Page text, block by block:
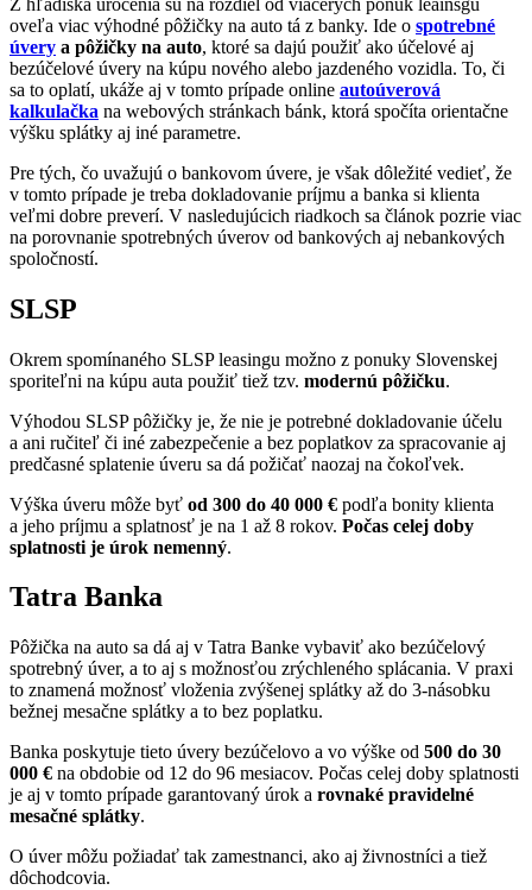
oveľa viac výhodné pôžičky na auto tá z banky. Ide o spotrebné
úvery a pôžičky na auto, ktoré sa dajú použiť ako účelové aj
bezúčelové úvery na kúpu nového alebo jazdeného vozidla. To, či
sa to oplatí, ukáže aj v tomto prípade online autoúverová
kalkulačka na webových stránkach bánk, ktorá spočíta orientačne
výšku splátky aj iné parametre.
Pre tých, čo uvažujú o bankovom úvere, je však dôležité vedieť, že
v tomto prípade je treba dokladovanie príjmu a banka si klienta
veľmi dobre preverí. V nasledujúcich riadkoch sa článok pozrie viac
na porovnanie spotrebných úverov od bankových aj nebankových
spoločností.
SLSP
Okrem spomínaného SLSP leasingu možno z ponuky Slovenskej
sporiteľni na kúpu auta použiť tiež tzv. modernú pôžičku.
Výhodou SLSP pôžičky je, že nie je potrebné dokladovanie účelu
a ani ručiteľ či iné zabezpečenie a bez poplatkov za spracovanie aj
predčasné splatenie úveru sa dá požičať naozaj na čokoľvek.
Výška úveru môže byť od 300 do 40 000 € podľa bonity klienta
a jeho príjmu a splatnosť je na 1 až 8 rokov. Počas celej doby
splatnosti je úrok nemenný.
Tatra Banka
Pôžička na auto sa dá aj v Tatra Banke vybaviť ako bezúčelový
spotrebný úver, a to aj s možnosťou zrýchleného splácania. V praxi
to znamená možnosť vloženia zvýšenej splátky až do 3-násobku
bežnej mesačne splátky a to bez poplatku.
Banka poskytuje tieto úvery bezúčelovo a vo výške od 500 do 30
000 € na obdobie od 12 do 96 mesiacov. Počas celej doby splatnosti
je aj v tomto prípade garantovaný úrok a rovnaké pravidelné
mesačné splátky.
O úver môžu požiadať tak zamestnanci, ako aj živnostníci a tiež
dôchodcovia.